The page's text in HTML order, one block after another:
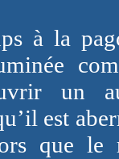
à la
un
est
que